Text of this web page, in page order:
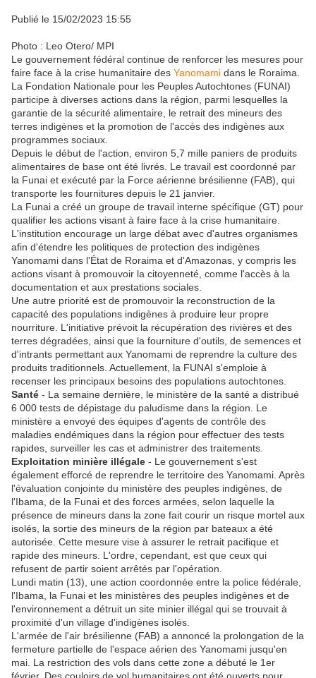
Publié le 15/02/2023 15:55
Photo : Leo Otero/ MPI
Le gouvernement fédéral continue de renforcer les mesures pour
faire face à la crise humanitaire des Yanomami dans le Roraima.
La Fondation Nationale pour les Peuples Autochtones (FUNAI)
participe à diverses actions dans la région, parmi lesquelles la
garantie de la sécurité alimentaire, le retrait des mineurs des
terres indigènes et la promotion de l'accès des indigènes aux
programmes sociaux.
Depuis le début de l'action, environ 5,7 mille paniers de produits
alimentaires de base ont été livrés. Le travail est coordonné par
la Funai et exécuté par la Force aérienne brésilienne (FAB), qui
transporte les fournitures depuis le 21 janvier.
La Funai a créé un groupe de travail interne spécifique (GT) pour
qualifier les actions visant à faire face à la crise humanitaire.
L'institution encourage un large débat avec d'autres organismes
afin d'étendre les politiques de protection des indigènes
Yanomami dans l'État de Roraima et d'Amazonas, y compris les
actions visant à promouvoir la citoyenneté, comme l'accès à la
documentation et aux prestations sociales.
Une autre priorité est de promouvoir la reconstruction de la
capacité des populations indigènes à produire leur propre
nourriture. L'initiative prévoit la récupération des rivières et des
terres dégradées, ainsi que la fourniture d'outils, de semences et
d'intrants permettant aux Yanomami de reprendre la culture des
produits traditionnels. Actuellement, la FUNAI s'emploie à
recenser les principaux besoins des populations autochtones.
Santé - La semaine dernière, le ministère de la santé a distribué
6 000 tests de dépistage du paludisme dans la région. Le
ministère a envoyé des équipes d'agents de contrôle des
maladies endémiques dans la région pour effectuer des tests
rapides, surveiller les cas et administrer des traitements.
Exploitation minière illégale - Le gouvernement s'est
également efforcé de reprendre le territoire des Yanomami. Après
l'évaluation conjointe du ministère des peuples indigènes, de
l'Ibama, de la Funai et des forces armées, selon laquelle la
présence de mineurs dans la zone fait courir un risque mortel aux
isolés, la sortie des mineurs de la région par bateaux a été
autorisée. Cette mesure vise à assurer le retrait pacifique et
rapide des mineurs. L'ordre, cependant, est que ceux qui
refusent de partir soient arrêtés par l'opération.
Lundi matin (13), une action coordonnée entre la police fédérale,
l'Ibama, la Funai et les ministères des peuples indigènes et de
l'environnement a détruit un site minier illégal qui se trouvait à
proximité d'un village d'indigènes isolés.
L'armée de l'air brésilienne (FAB) a annoncé la prolongation de la
fermeture partielle de l'espace aérien des Yanomami jusqu'en
mai. La restriction des vols dans cette zone a débuté le 1er